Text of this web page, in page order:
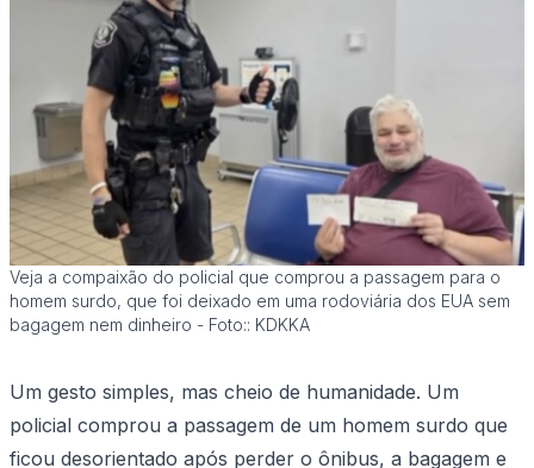
Veja a compaixão do policial que comprou a passagem para o
homem surdo, que foi deixado em uma rodoviária dos EUA sem
bagagem nem dinheiro - Foto:: KDKKA
Um gesto simples, mas cheio de humanidade. Um
policial comprou a passagem de um homem surdo que
ficou desorientado após perder o ônibus, a bagagem e